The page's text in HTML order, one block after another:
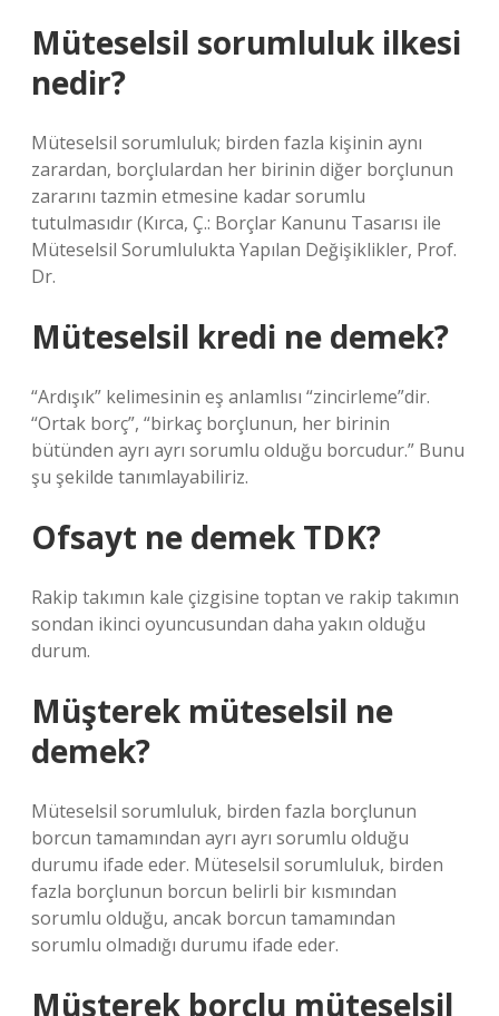
Müteselsil sorumluluk ilkesi
nedir?
Müteselsil sorumluluk; birden fazla kişinin aynı
zarardan, borçlulardan her birinin diğer borçlunun
zararını tazmin etmesine kadar sorumlu
tutulmasıdır (Kırca, Ç.: Borçlar Kanunu Tasarısı ile
Müteselsil Sorumlulukta Yapılan Değişiklikler, Prof.
Dr.
Müteselsil kredi ne demek?
“Ardışık” kelimesinin eş anlamlısı “zincirleme”dir.
“Ortak borç”, “birkaç borçlunun, her birinin
bütünden ayrı ayrı sorumlu olduğu borcudur.” Bunu
şu şekilde tanımlayabiliriz.
Ofsayt ne demek TDK?
Rakip takımın kale çizgisine toptan ve rakip takımın
sondan ikinci oyuncusundan daha yakın olduğu
durum.
Müşterek müteselsil ne
demek?
Müteselsil sorumluluk, birden fazla borçlunun
borcun tamamından ayrı ayrı sorumlu olduğu
durumu ifade eder. Müteselsil sorumluluk, birden
fazla borçlunun borcun belirli bir kısmından
sorumlu olduğu, ancak borcun tamamından
sorumlu olmadığı durumu ifade eder.
Müşterek borçlu müteselsil